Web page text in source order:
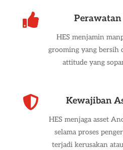

HES menjamin
grooming yang bersih
attitude yang
 Kewajiban
HES menjaga asset
selama proses
terjadi kerusakan